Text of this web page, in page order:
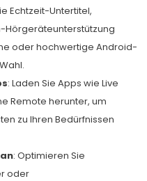
Echtzeit-Untertitel,
Hörgeräteunterstützung
oder hochwertige Android-
: Laden Sie Apps wie Live
Remote herunter, um
zu Ihren Bedürfnissen
: Optimieren Sie
oder